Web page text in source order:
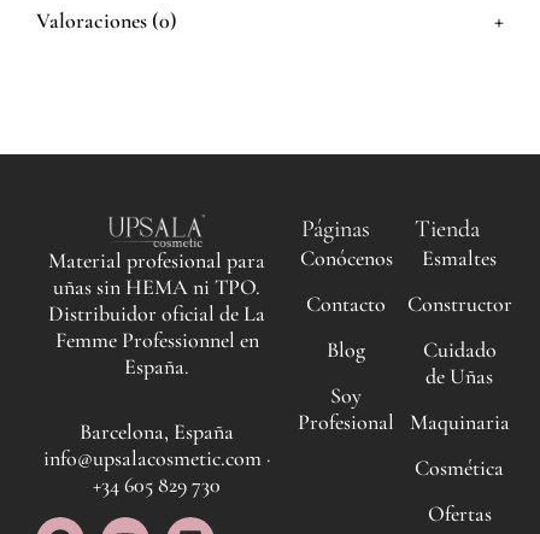
Valoraciones (0) +
Material profesional para
uñas sin HEMA ni TPO.
Distribuidor oficial de La
Femme Professionnel en
España.
Barcelona, España
info@upsalacosmetic.com ·
+34 605 829 730
F Y L
I
Páginas
Conócenos
Contacto
Blog
Soy
Profesional
Tienda
Esmaltes
Constructor
Cuidado
de Uñas
Maquinaria
Cosmética
Ofertas